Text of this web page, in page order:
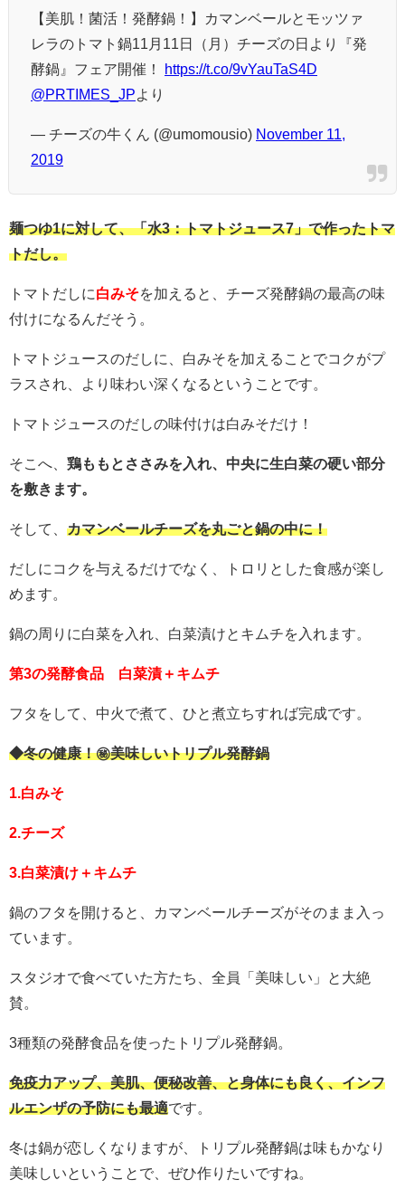
【美肌！菌活！発酵鍋！】カマンベールとモッツァ
レラのトマト鍋11月11日（月）チーズの日より『発
酵鍋』フェア開催！ https://t.co/9vYauTaS4D
@PRTIMES_JP より
— チーズの牛くん (@umomousio) November 11,
2019
麺つゆ1に対して、「水3：トマトジュース7」で作ったトマ
トだし。
トマトだしに白みそを加えると、チーズ発酵鍋の最高の味
付けになるんだそう。
トマトジュースのだしに、白みそを加えることでコクがプ
ラスされ、より味わい深くなるということです。
トマトジュースのだしの味付けは白みそだけ！
そこへ、 鶏ももとささみを入れ、中央に生白菜の硬い部分
を敷きます。
そして、 カマンベールチーズを丸ごと鍋の中に！
だしにコクを与えるだけでなく、トロリとした食感が楽し
めます。
鍋の周りに白菜を入れ、白菜漬けとキムチを入れます。
第3の発酵食品 白菜漬＋キムチ
フタをして、中火で煮て、ひと煮立ちすれば完成です。
◆冬の健康！㊙美味しいトリプル発酵鍋
1.白みそ
2.チーズ
3.白菜漬け＋キムチ
鍋のフタを開けると、カマンベールチーズがそのまま入っ
ています。
スタジオで食べていた方たち、全員「美味しい」と大絶
賛。
3種類の発酵食品を使ったトリプル発酵鍋。
免疫力アップ、美肌、便秘改善、と身体にも良く、インフ
ルエンザの予防にも最適です。
冬は鍋が恋しくなりますが、トリプル発酵鍋は味もかなり
美味しいということで、ぜひ作りたいですね。